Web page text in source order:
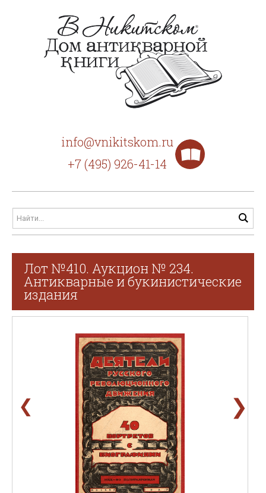
info@vnikitskom.ru
+7 (495) 926-41-14
Лот №410. Аукцион № 234.
Антикварные и букинистические
издания
❮ ❯